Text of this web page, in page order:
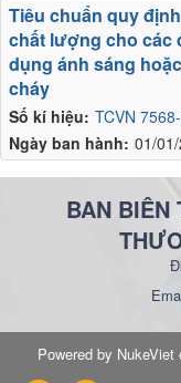
Số kí hiệu: TCVN
Ngày ban hành: 01/
Tiêu chuẩn quy
chất lượng cho các
dụng ánh sáng
cháy
BAN BIÊN
Powered by